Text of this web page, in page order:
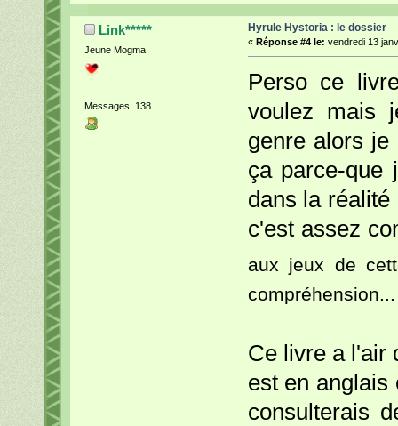
Link*****
Jeune Mogma
Messages: 138
Hyrule Hystoria : le dossier
« Réponse #4 le: vendredi 13
Perso ce
voulez mais
genre alors je
ça parce-que
dans la réalité
c'est assez
aux jeux de
compréhension...
Ce livre a l'air
est en
consulterais